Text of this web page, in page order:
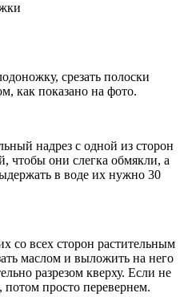
срезать полоски
как показано на фото.
надрез с одной из сторон
чтобы они слегка обмякли, а
в воде их нужно 30
со всех сторон растительным
маслом и выложить на него
разрезом кверху. Если не
потом просто перевернем.